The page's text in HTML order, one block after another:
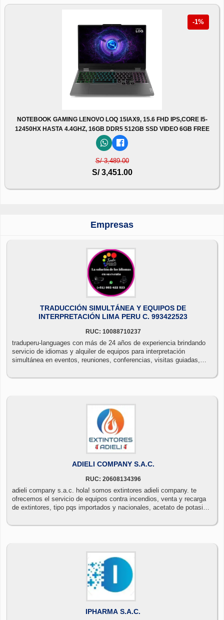
-1%
NOTEBOOK GAMING LENOVO LOQ 15IAX9, 15.6 FHD IPS,CORE I5-
12450HX HASTA 4.4GHZ, 16GB DDR5 512GB SSD VIDEO 6GB FREE
S/ 3,489.00
S/ 3,451.00
Empresas
TRADUCCIÓN SIMULTÁNEA Y EQUIPOS DE
INTERPRETACIÓN LIMA PERU C. 993422523
RUC: 10088710237
traduperu-languages con más de 24 años de experiencia brindando
servicio de idiomas y alquiler de equipos para interpretación
simultánea en eventos, reuniones, conferencias, visitas guiadas,
siempre seremos su aliado con los mejores profesionales en
ADIELI COMPANY S.A.C.
RUC: 20608134396
adieli company s.a.c. hola! somos extintores adieli company. te
ofrecemos el servicio de equipos contra incendios, venta y recarga
de extintores, tipo pqs importados y nacionales, acetato de potasio,
IPHARMA S.A.C.